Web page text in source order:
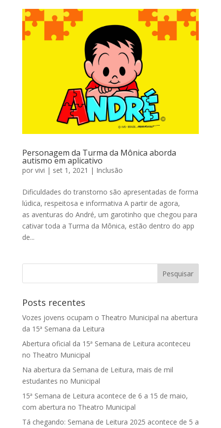
Personagem da Turma da Mônica aborda
autismo em aplicativo
por vivi | set 1, 2021 | Inclusão
Dificuldades do transtorno são apresentadas de forma
lúdica, respeitosa e informativa A partir de agora,
as aventuras do André, um garotinho que chegou para
cativar toda a Turma da Mônica, estão dentro do app
de...
Posts recentes
Vozes jovens ocupam o Theatro Municipal na abertura
da 15ª Semana da Leitura
Abertura oficial da 15ª Semana de Leitura aconteceu
no Theatro Municipal
Na abertura da Semana de Leitura, mais de mil
estudantes no Municipal
15ª Semana de Leitura acontece de 6 a 15 de maio,
com abertura no Theatro Municipal
Tá chegando: Semana de Leitura 2025 acontece de 5 a